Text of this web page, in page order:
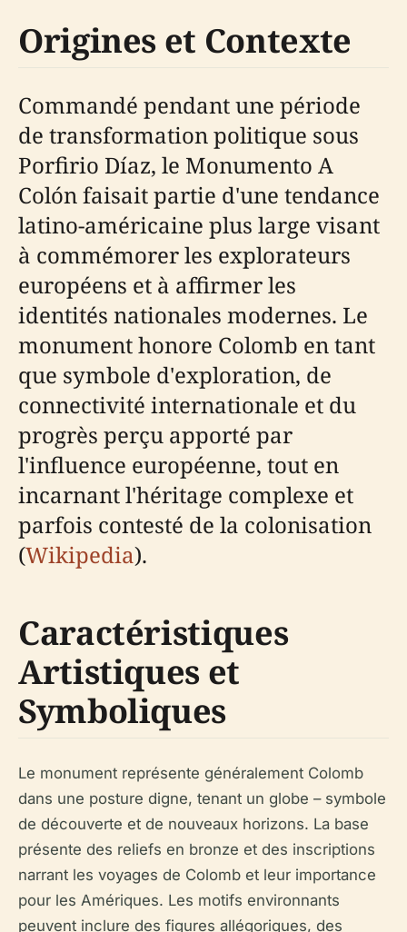
Origines et Contexte
Commandé pendant une période
de transformation politique sous
Porfirio Díaz, le Monumento A
Colón faisait partie d'une tendance
latino-américaine plus large visant
à commémorer les explorateurs
européens et à affirmer les
identités nationales modernes. Le
monument honore Colomb en tant
que symbole d'exploration, de
connectivité internationale et du
progrès perçu apporté par
l'influence européenne, tout en
incarnant l'héritage complexe et
parfois contesté de la colonisation
(Wikipedia).
Caractéristiques
Artistiques et
Symboliques
Le monument représente généralement Colomb
dans une posture digne, tenant un globe – symbole
de découverte et de nouveaux horizons. La base
présente des reliefs en bronze et des inscriptions
narrant les voyages de Colomb et leur importance
pour les Amériques. Les motifs environnants
peuvent inclure des figures allégoriques, des